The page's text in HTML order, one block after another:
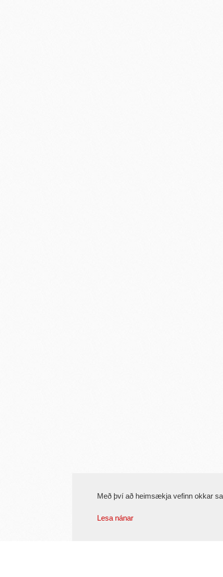
Með því að heimsækja vefinn okkar
Lesa nánar